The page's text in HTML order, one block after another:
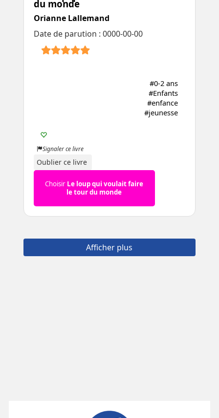
du monde
Orianne Lallemand
Date de parution : 0000-00-00
#0-2 ans
#Enfants
#enfance
#jeunesse
Signaler ce livre
Oublier ce livre
Choisir Le loup qui voulait faire
le tour du monde
Afficher plus